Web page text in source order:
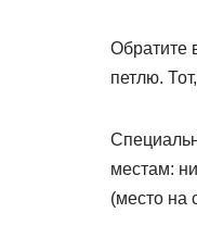
Обратите
петлю.
местам:
(место на